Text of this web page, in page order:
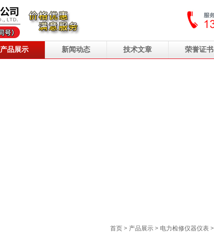
产品展示 新闻动态 技术文章 荣誉证书
首页 > 产品展示 > 电力检修仪器仪表 >